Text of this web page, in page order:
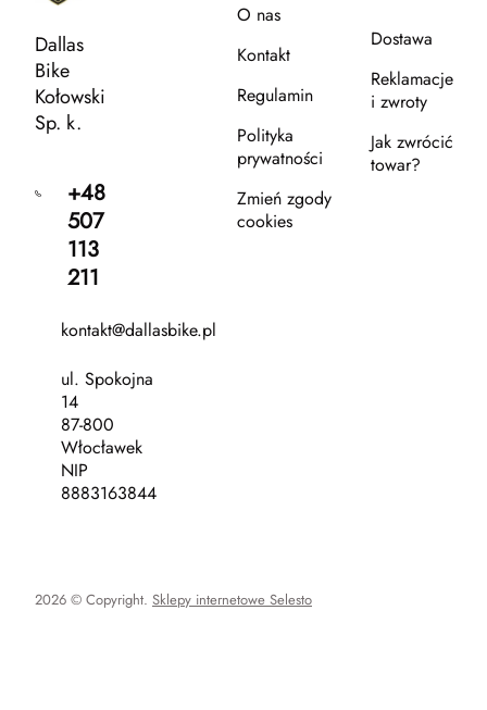
Dallas
Bike
Kołowski
Sp. k.
+48
507
113
211
kontakt@dallasbike.pl
ul. Spokojna
14
87-800
Włocławek
NIP
8883163844
O nas
Kontakt
Regulamin
Polityka
prywatności
Zmień zgody
cookies
Dostawa
Reklamacje
i zwroty
Jak zwrócić
towar?
2026 © Copyright. Sklepy internetowe Selesto